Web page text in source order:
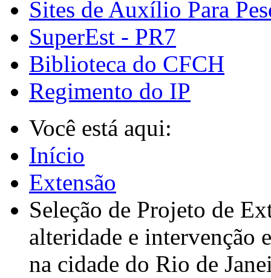
Sites de Auxílio Para
SuperEst - PR7
Biblioteca do CFCH
Regimento do IP
Você está aqui:
Início
Extensão
Seleção de Projeto de
alteridade e intervenção
na cidade do Rio de